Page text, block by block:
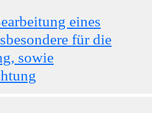
eines
für die
sowie